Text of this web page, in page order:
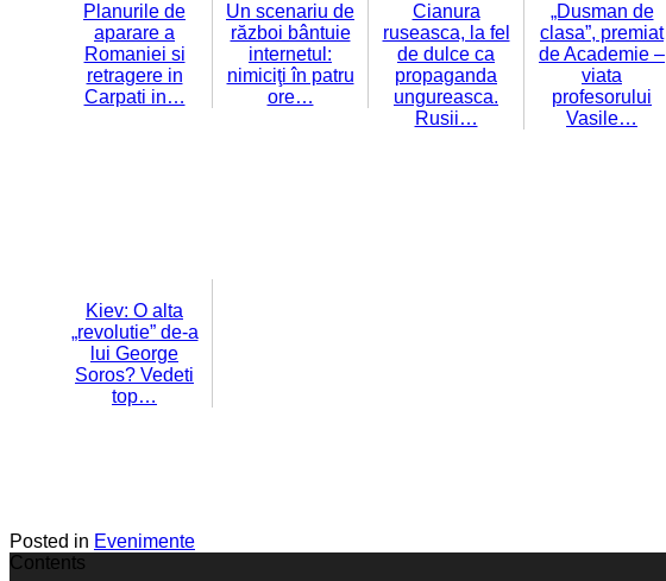
Planurile de
aparare a
Romaniei si
retragere in
Carpati in…
Un scenariu de
război bântuie
internetul:
nimiciţi în patru
ore…
Cianura
ruseasca, la fel
de dulce ca
propaganda
ungureasca.
Rusii…
„Dusman de
clasa”, premiat
de Academie –
viata
profesorului
Vasile…
Kiev: O alta
„revolutie” de-a
lui George
Soros? Vedeti
top…
Posted in Evenimente
Contents